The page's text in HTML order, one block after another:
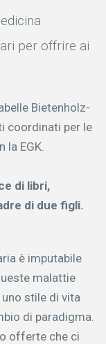
per offrire ai
Bietenholz-
coordinati per le
EGK.
di libri,
di due figli.
è imputabile
malattie
stile di vita
di paradigma.
offerte che ci